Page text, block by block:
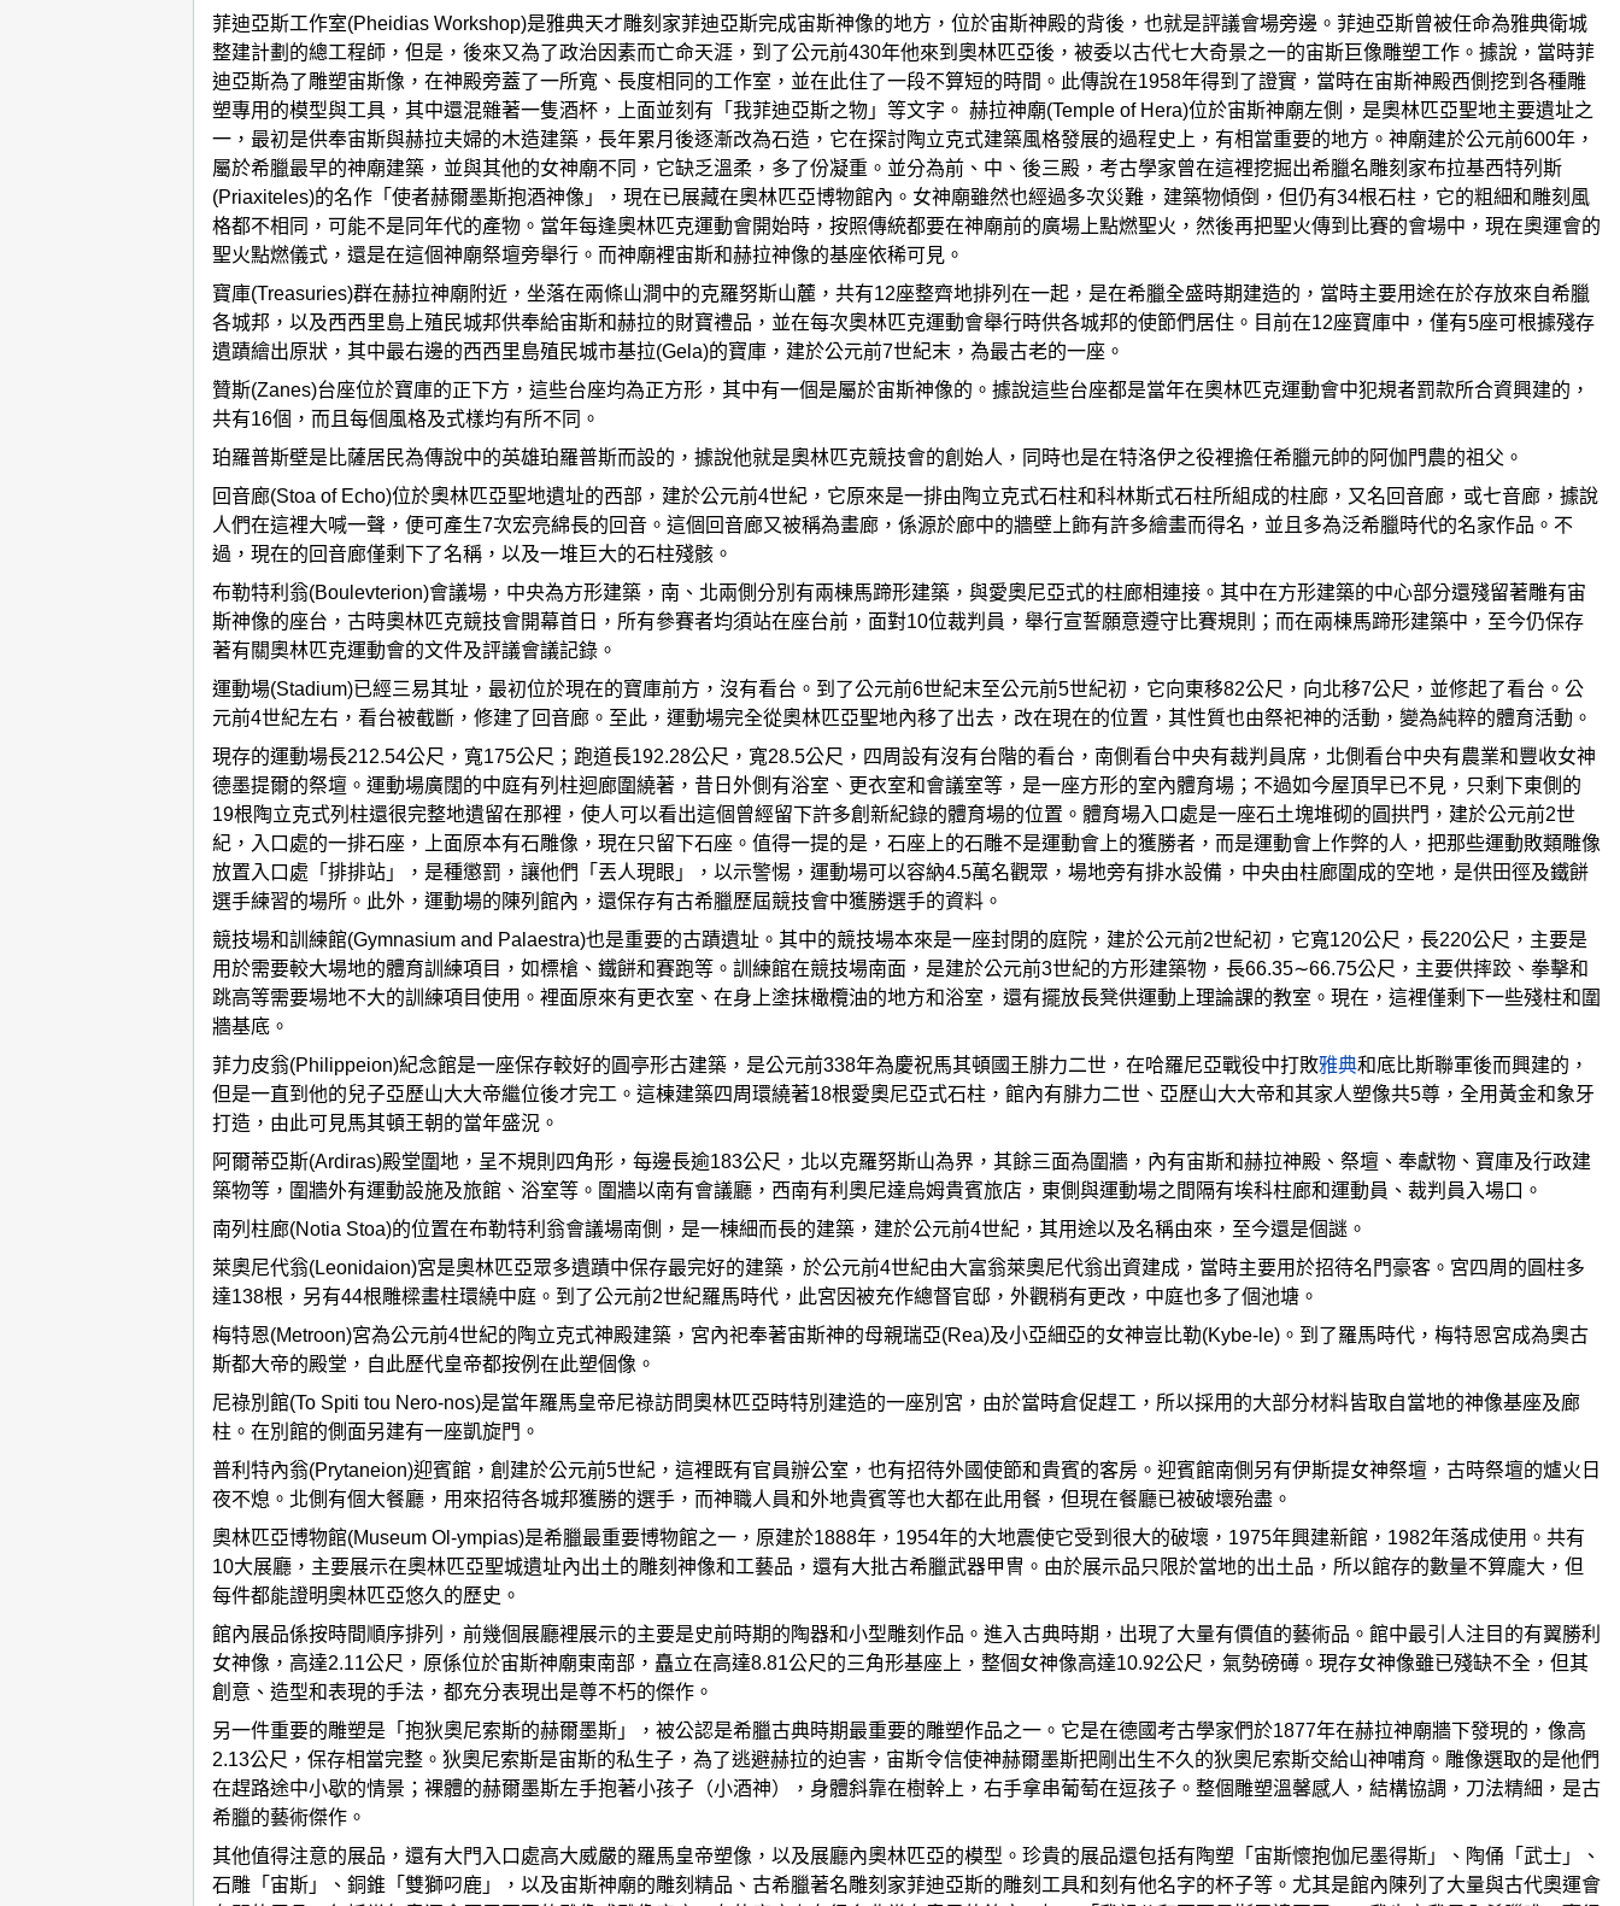
菲迪亞斯工作室(Pheidias Workshop)是雅典天才雕刻家菲迪亞斯完成宙斯神像的地方，位於宙斯神殿的背後，也就是評議會場旁邊。菲迪亞斯曾被任命為雅典衛城
整建計劃的總工程師，但是，後來又為了政治因素而亡命天涯，到了公元前430年他來到奧林匹亞後，被委以古代七大奇景之一的宙斯巨像雕塑工作。據說，當時菲
迪亞斯為了雕塑宙斯像，在神殿旁蓋了一所寬、長度相同的工作室，並在此住了一段不算短的時間。此傳說在1958年得到了證實，當時在宙斯神殿西側挖到各種雕
塑專用的模型與工具，其中還混雜著一隻酒杯，上面並刻有「我菲迪亞斯之物」等文字。 赫拉神廟(Temple of Hera)位於宙斯神廟左側，是奧林匹亞聖地主要遺址之
一，最初是供奉宙斯與赫拉夫婦的木造建築，長年累月後逐漸改為石造，它在探討陶立克式建築風格發展的過程史上，有相當重要的地方。神廟建於公元前600年，
屬於希臘最早的神廟建築，並與其他的女神廟不同，它缺乏溫柔，多了份凝重。並分為前、中、後三殿，考古學家曾在這裡挖掘出希臘名雕刻家布拉基西特列斯
(Priaxiteles)的名作「使者赫爾墨斯抱酒神像」，現在已展藏在奧林匹亞博物館內。女神廟雖然也經過多次災難，建築物傾倒，但仍有34根石柱，它的粗細和雕刻風
格都不相同，可能不是同年代的產物。當年每逢奧林匹克運動會開始時，按照傳統都要在神廟前的廣場上點燃聖火，然後再把聖火傳到比賽的會場中，現在奧運會的
聖火點燃儀式，還是在這個神廟祭壇旁舉行。而神廟裡宙斯和赫拉神像的基座依稀可見。
寶庫(Treasuries)群在赫拉神廟附近，坐落在兩條山澗中的克羅努斯山麓，共有12座整齊地排列在一起，是在希臘全盛時期建造的，當時主要用途在於存放來自希臘
各城邦，以及西西里島上殖民城邦供奉給宙斯和赫拉的財寶禮品，並在每次奧林匹克運動會舉行時供各城邦的使節們居住。目前在12座寶庫中，僅有5座可根據殘存
遺蹟繪出原狀，其中最右邊的西西里島殖民城市基拉(Gela)的寶庫，建於公元前7世紀末，為最古老的一座。
贊斯(Zanes)台座位於寶庫的正下方，這些台座均為正方形，其中有一個是屬於宙斯神像的。據說這些台座都是當年在奧林匹克運動會中犯規者罰款所合資興建的，
共有16個，而且每個風格及式樣均有所不同。
珀羅普斯壁是比薩居民為傳說中的英雄珀羅普斯而設的，據說他就是奧林匹克競技會的創始人，同時也是在特洛伊之役裡擔任希臘元帥的阿伽門農的祖父。
回音廊(Stoa of Echo)位於奧林匹亞聖地遺址的西部，建於公元前4世紀，它原來是一排由陶立克式石柱和科林斯式石柱所組成的柱廊，又名回音廊，或七音廊，據說
人們在這裡大喊一聲，便可產生7次宏亮綿長的回音。這個回音廊又被稱為畫廊，係源於廊中的牆壁上飾有許多繪畫而得名，並且多為泛希臘時代的名家作品。不
過，現在的回音廊僅剩下了名稱，以及一堆巨大的石柱殘骸。
布勒特利翁(Boulevterion)會議場，中央為方形建築，南、北兩側分別有兩棟馬蹄形建築，與愛奧尼亞式的柱廊相連接。其中在方形建築的中心部分還殘留著雕有宙
斯神像的座台，古時奧林匹克競技會開幕首日，所有參賽者均須站在座台前，面對10位裁判員，舉行宣誓願意遵守比賽規則；而在兩棟馬蹄形建築中，至今仍保存
著有關奧林匹克運動會的文件及評議會議記錄。
運動場(Stadium)已經三易其址，最初位於現在的寶庫前方，沒有看台。到了公元前6世紀末至公元前5世紀初，它向東移82公尺，向北移7公尺，並修起了看台。公
元前4世紀左右，看台被截斷，修建了回音廊。至此，運動場完全從奧林匹亞聖地內移了出去，改在現在的位置，其性質也由祭祀神的活動，變為純粹的體育活動。
現存的運動場長212.54公尺，寬175公尺；跑道長192.28公尺，寬28.5公尺，四周設有沒有台階的看台，南側看台中央有裁判員席，北側看台中央有農業和豐收女神
德墨提爾的祭壇。運動場廣闊的中庭有列柱迴廊圍繞著，昔日外側有浴室、更衣室和會議室等，是一座方形的室內體育場；不過如今屋頂早已不見，只剩下東側的
19根陶立克式列柱還很完整地遺留在那裡，使人可以看出這個曾經留下許多創新紀錄的體育場的位置。體育場入口處是一座石土塊堆砌的圓拱門，建於公元前2世
紀，入口處的一排石座，上面原本有石雕像，現在只留下石座。值得一提的是，石座上的石雕不是運動會上的獲勝者，而是運動會上作弊的人，把那些運動敗類雕像
放置入口處「排排站」，是種懲罰，讓他們「丟人現眼」，以示警惕，運動場可以容納4.5萬名觀眾，場地旁有排水設備，中央由柱廊圍成的空地，是供田徑及鐵餅
選手練習的場所。此外，運動場的陳列館內，還保存有古希臘歷屆競技會中獲勝選手的資料。
競技場和訓練館(Gymnasium and Palaestra)也是重要的古蹟遺址。其中的競技場本來是一座封閉的庭院，建於公元前2世紀初，它寬120公尺，長220公尺，主要是
用於需要較大場地的體育訓練項目，如標槍、鐵餅和賽跑等。訓練館在競技場南面，是建於公元前3世紀的方形建築物，長66.35∼66.75公尺，主要供摔跤、拳擊和
跳高等需要場地不大的訓練項目使用。裡面原來有更衣室、在身上塗抹橄欖油的地方和浴室，還有擺放長凳供運動上理論課的教室。現在，這裡僅剩下一些殘柱和圍
牆基底。
菲力皮翁(Philippeion)紀念館是一座保存較好的圓亭形古建築，是公元前338年為慶祝馬其頓國王腓力二世，在哈羅尼亞戰役中打敗雅典和底比斯聯軍後而興建的，
但是一直到他的兒子亞歷山大大帝繼位後才完工。這棟建築四周環繞著18根愛奧尼亞式石柱，館內有腓力二世、亞歷山大大帝和其家人塑像共5尊，全用黃金和象牙
打造，由此可見馬其頓王朝的當年盛況。
阿爾蒂亞斯(Ardiras)殿堂圍地，呈不規則四角形，每邊長逾183公尺，北以克羅努斯山為界，其餘三面為圍牆，內有宙斯和赫拉神殿、祭壇、奉獻物、寶庫及行政建
築物等，圍牆外有運動設施及旅館、浴室等。圍牆以南有會議廳，西南有利奧尼達烏姆貴賓旅店，東側與運動場之間隔有埃科柱廊和運動員、裁判員入場口。
南列柱廊(Notia Stoa)的位置在布勒特利翁會議場南側，是一棟細而長的建築，建於公元前4世紀，其用途以及名稱由來，至今還是個謎。
萊奧尼代翁(Leonidaion)宮是奧林匹亞眾多遺蹟中保存最完好的建築，於公元前4世紀由大富翁萊奧尼代翁出資建成，當時主要用於招待名門豪客。宮四周的圓柱多
達138根，另有44根雕樑畫柱環繞中庭。到了公元前2世紀羅馬時代，此宮因被充作總督官邸，外觀稍有更改，中庭也多了個池塘。
梅特恩(Metroon)宮為公元前4世紀的陶立克式神殿建築，宮內祀奉著宙斯神的母親瑞亞(Rea)及小亞細亞的女神豈比勒(Kybe-le)。到了羅馬時代，梅特恩宮成為奧古
斯都大帝的殿堂，自此歷代皇帝都按例在此塑個像。
尼祿別館(To Spiti tou Nero-nos)是當年羅馬皇帝尼祿訪問奧林匹亞時特別建造的一座別宮，由於當時倉促趕工，所以採用的大部分材料皆取自當地的神像基座及廊
柱。在別館的側面另建有一座凱旋門。
普利特內翁(Prytaneion)迎賓館，創建於公元前5世紀，這裡既有官員辦公室，也有招待外國使節和貴賓的客房。迎賓館南側另有伊斯提女神祭壇，古時祭壇的爐火日
夜不熄。北側有個大餐廳，用來招待各城邦獲勝的選手，而神職人員和外地貴賓等也大都在此用餐，但現在餐廳已被破壞殆盡。
奧林匹亞博物館(Museum Ol-ympias)是希臘最重要博物館之一，原建於1888年，1954年的大地震使它受到很大的破壞，1975年興建新館，1982年落成使用。共有
10大展廳，主要展示在奧林匹亞聖城遺址內出土的雕刻神像和工藝品，還有大批古希臘武器甲冑。由於展示品只限於當地的出土品，所以館存的數量不算龐大，但
每件都能證明奧林匹亞悠久的歷史。
館內展品係按時間順序排列，前幾個展廳裡展示的主要是史前時期的陶器和小型雕刻作品。進入古典時期，出現了大量有價值的藝術品。館中最引人注目的有翼勝利
女神像，高達2.11公尺，原係位於宙斯神廟東南部，矗立在高達8.81公尺的三角形基座上，整個女神像高達10.92公尺，氣勢磅礡。現存女神像雖已殘缺不全，但其
創意、造型和表現的手法，都充分表現出是尊不朽的傑作。
另一件重要的雕塑是「抱狄奧尼索斯的赫爾墨斯」，被公認是希臘古典時期最重要的雕塑作品之一。它是在德國考古學家們於1877年在赫拉神廟牆下發現的，像高
2.13公尺，保存相當完整。狄奧尼索斯是宙斯的私生子，為了逃避赫拉的迫害，宙斯令信使神赫爾墨斯把剛出生不久的狄奧尼索斯交給山神哺育。雕像選取的是他們
在趕路途中小歇的情景；裸體的赫爾墨斯左手抱著小孩子（小酒神），身體斜靠在樹幹上，右手拿串葡萄在逗孩子。整個雕塑溫馨感人，結構協調，刀法精細，是古
希臘的藝術傑作。
其他值得注意的展品，還有大門入口處高大威嚴的羅馬皇帝塑像，以及展廳內奧林匹亞的模型。珍貴的展品還包括有陶塑「宙斯懷抱伽尼墨得斯」、陶俑「武士」、
石雕「宙斯」、銅錐「雙獅叼鹿」，以及宙斯神廟的雕刻精品、古希臘著名雕刻家菲迪亞斯的雕刻工具和刻有他名字的杯子等。尤其是館內陳列了大量與古代奧運會